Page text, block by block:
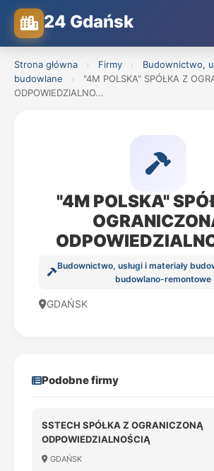
24 Gdańsk
Strona główna › Firmy ›
Budownictwo,
budowlane
›
"4M POLSKA" SPÓŁKA Z
ODPOWIEDZIALNO...
"4M POLSKA"
Budownictwo, usługi i materiały
budowlano-remontowe
GDAŃSK
Podobne firmy
SSTECH SPÓŁKA Z OGRANICZONĄ
ODPOWIEDZIALNOŚCIĄ
GDAŃSK